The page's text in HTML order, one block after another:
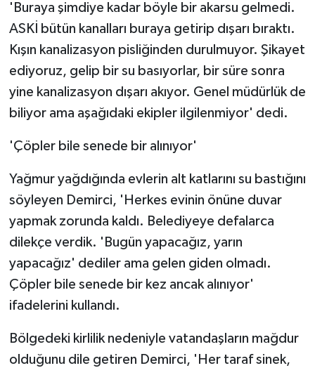
'Buraya şimdiye kadar böyle bir akarsu gelmedi.
ASKİ bütün kanalları buraya getirip dışarı bıraktı.
Kışın kanalizasyon pisliğinden durulmuyor. Şikayet
ediyoruz, gelip bir su basıyorlar, bir süre sonra
yine kanalizasyon dışarı akıyor. Genel müdürlük de
biliyor ama aşağıdaki ekipler ilgilenmiyor' dedi.
'Çöpler bile senede bir alınıyor'
Yağmur yağdığında evlerin alt katlarını su bastığını
söyleyen Demirci, 'Herkes evinin önüne duvar
yapmak zorunda kaldı. Belediyeye defalarca
dilekçe verdik. 'Bugün yapacağız, yarın
yapacağız' dediler ama gelen giden olmadı.
Çöpler bile senede bir kez ancak alınıyor'
ifadelerini kullandı.
Bölgedeki kirlilik nedeniyle vatandaşların mağdur
olduğunu dile getiren Demirci, 'Her taraf sinek,